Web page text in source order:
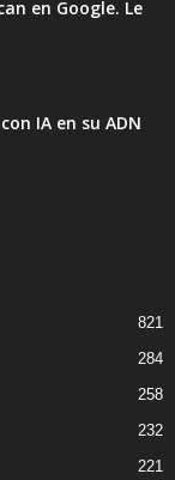
en Google. Le
IA en su ADN
821
284
258
232
221